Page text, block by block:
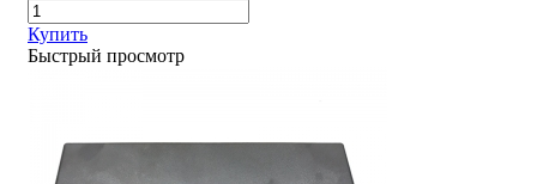
Купить
Быстрый просмотр